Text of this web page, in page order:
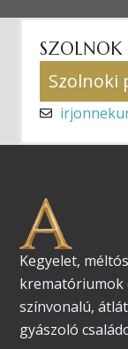
SZOLNOK
Szolnoki
Kegyelet,
krematóriumok
színvonalú,
gyászoló